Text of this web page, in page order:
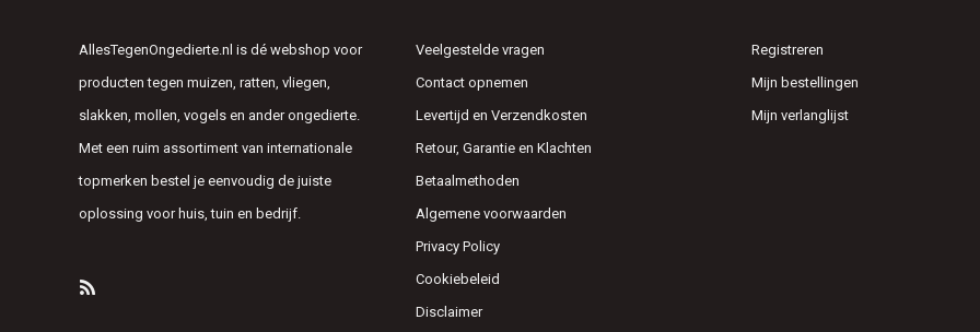
AllesTegenOngedierte.nl is dé webshop voor
producten tegen muizen, ratten, vliegen,
slakken, mollen, vogels en ander ongedierte.
Met een ruim assortiment van internationale
topmerken bestel je eenvoudig de juiste
oplossing voor huis, tuin en bedrijf.
Veelgestelde vragen
Contact opnemen
Levertijd en Verzendkosten
Retour, Garantie en Klachten
Betaalmethoden
Algemene voorwaarden
Privacy Policy
Cookiebeleid
Disclaimer
Registreren
Mijn bestellingen
Mijn verlanglijst